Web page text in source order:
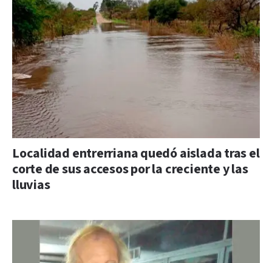
Localidad entrerriana quedó aislada tras el
corte de sus accesos por la creciente y las
lluvias